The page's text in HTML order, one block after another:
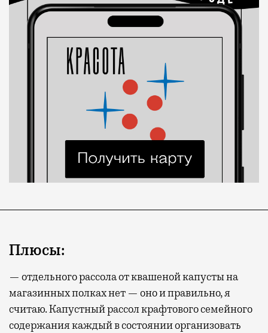
Плюсы:
— отдельного рассола от квашеной капусты на
магазинных полках нет — оно и правильно, я
считаю. Капустный рассол крафтового семейного
содержания каждый в состоянии организовать